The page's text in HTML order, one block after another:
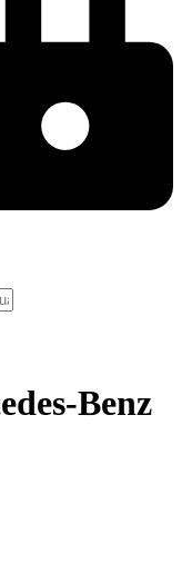
Benz